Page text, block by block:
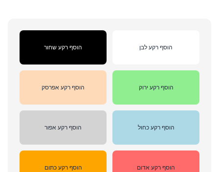
הוסף רקע שחור הוסף רקע לבן
הוסף רקע אפרסק הוסף רקע ירוק
הוסף רקע אפור הוסף רקע כחול
הוסף רקע כתום הוסף רקע אדום